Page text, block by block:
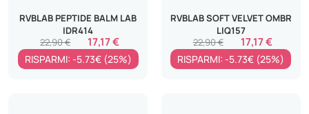
RVBLAB PEPTIDE BALM LAB
IDR414
17,17 €
22,90 €
RISPARMI: -5.73€ (25%)
RVBLAB SOFT VELVET OMBR
LIQ157
17,17 €
22,90 €
RISPARMI: -5.73€ (25%)